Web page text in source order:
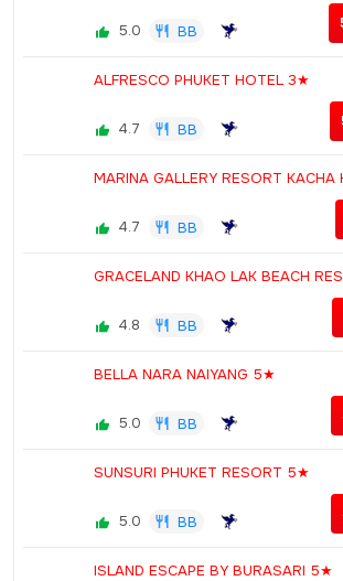
5.0 BB
ALFRESCO PHUKET HOTEL 3★
4.7 BB
MARINA GALLERY RESORT
4.7 BB
GRACELAND KHAO LAK BEACH
4.8 BB
BELLA NARA NAIYANG 5★
5.0 BB
SUNSURI PHUKET RESORT 5★
5.0 BB
ISLAND ESCAPE BY BURASARI 5★